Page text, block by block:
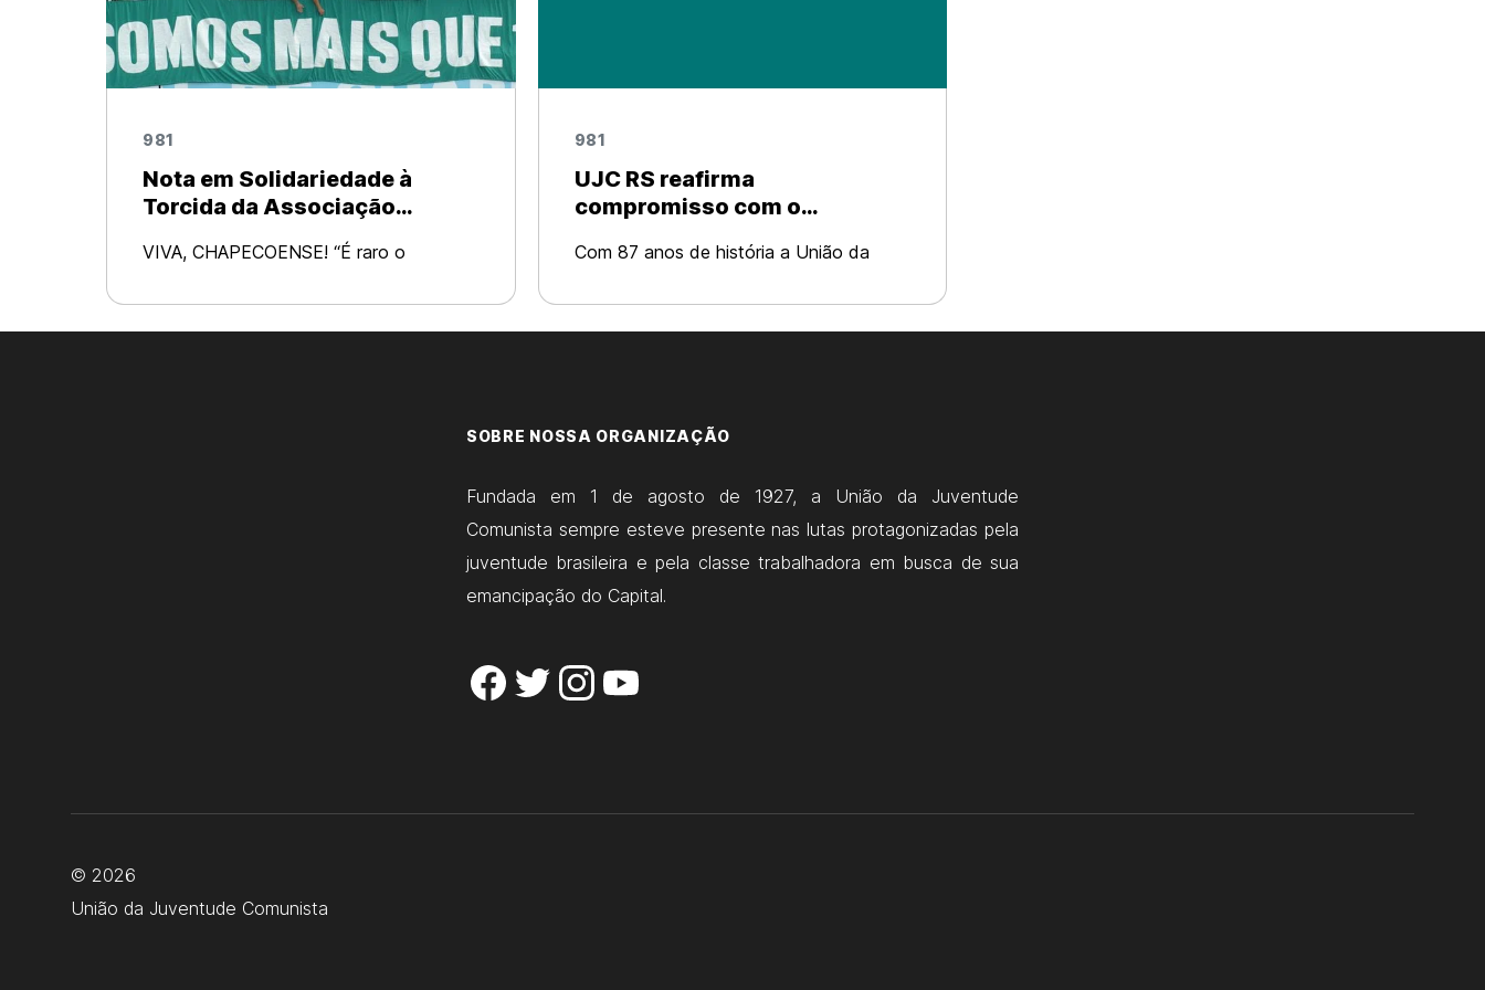
981
Nota em Solidariedade à
Torcida da Associação
Chapecoense de Futebol
VIVA, CHAPECOENSE! “É raro o
Sempre diz: ‘Nós jogamos hoje’. Este
jogador número doze sabe muito bem
981
UJC RS reafirma
compromisso com o
Com 87 anos de história a União da
processo de reorganização e
rearticulação iniciado em 2005. Estando
SOBRE NOSSA ORGANIZAÇÃO
Fundada em 1 de agosto de 1927, a União da Juventude
Comunista sempre esteve presente nas lutas protagonizadas pela
juventude brasileira e pela classe trabalhadora em busca de sua
emancipação do Capital.
© 2026
União da Juventude Comunista